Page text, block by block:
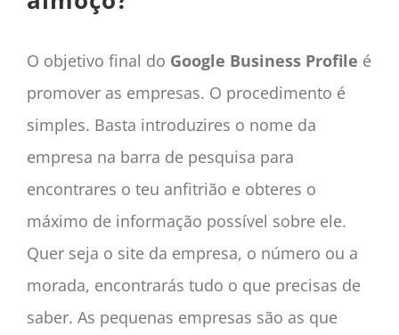
O objetivo final do Google Business Profile é
promover as empresas. O procedimento é
simples. Basta introduzires o nome da
empresa na barra de pesquisa para
encontrares o teu anfitrião e obteres o
máximo de informação possível sobre ele.
Quer seja o site da empresa, o número ou a
morada, encontrarás tudo o que precisas de
saber. As pequenas empresas são as que